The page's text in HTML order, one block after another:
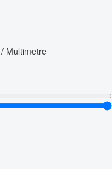
/ Multimetre